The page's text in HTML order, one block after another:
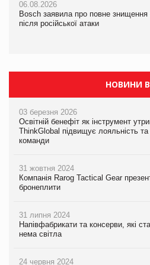
06.08.2026
Bosch заявила про повне знищення
після російської атаки
новинки від ТМ ТОКЕРИ
Сергій Лісунов про заморожені
06.08.2026
Bosch заявила про повне знищення
після російської атаки
НОВИНИ
03 березня 2026
Освітній бенефіт як інструмент
ThinkGlobal підвищує лояльність та
команди
31 жовтня 2024
Компанія Rarog Tactical Gear
бронеплити
31 липня 2024
Напівфабрикати та консерви, які
нема світла
24 червня 2024